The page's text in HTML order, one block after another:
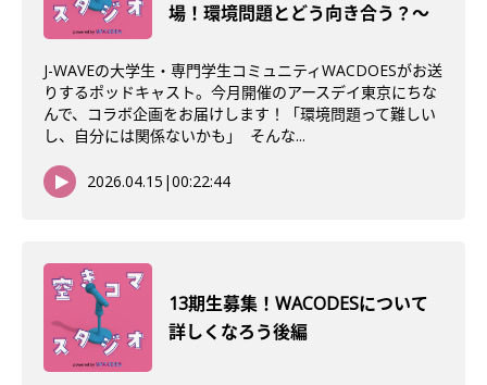
場！環境問題とどう向き合う？〜
J-WAVEの大学生・専門学生コミュニティWACDOESがお送
りするポッドキャスト。今月開催のアースデイ東京にちな
んで、コラボ企画をお届けします！「環境問題って難しい
し、自分には関係ないかも」 そんな...
2026.04.15 |00:22:44
13期生募集！WACODESについて
詳しくなろう後編